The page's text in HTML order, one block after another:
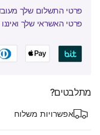
פרטי התשלום שלך
פרטי האשראי שלך
מתלבטים?
אפשרויות משלוח